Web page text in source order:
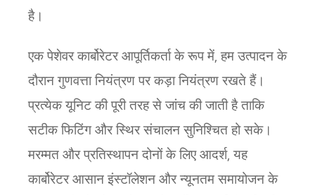
है।
एक पेशेवर कार्बोरेटर आपूर्तिकर्ता के रूप में, हम उत्पादन के
दौरान गुणवत्ता नियंत्रण पर कड़ा नियंत्रण रखते हैं।
प्रत्येक यूनिट की पूरी तरह से जांच की जाती है ताकि
सटीक फिटिंग और स्थिर संचालन सुनिश्चित हो सके।
मरम्मत और प्रतिस्थापन दोनों के लिए आदर्श, यह
कार्बोरेटर आसान इंस्टॉलेशन और न्यूनतम समायोजन के